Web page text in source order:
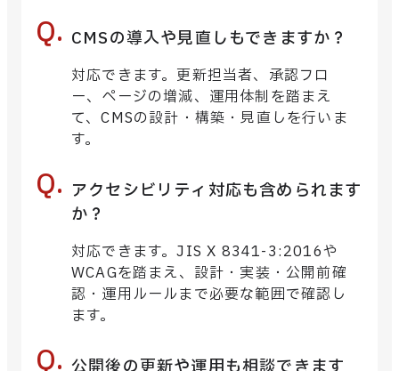
CMSの導入や見直しもできますか？
対応できます。更新担当者、承認フロ
ー、ページの増減、運用体制を踏まえ
て、CMSの設計・構築・見直しを行いま
す。
アクセシビリティ対応も含められます
か？
対応できます。JIS X 8341-3:2016や
WCAGを踏まえ、設計・実装・公開前確
認・運用ルールまで必要な範囲で確認し
ます。